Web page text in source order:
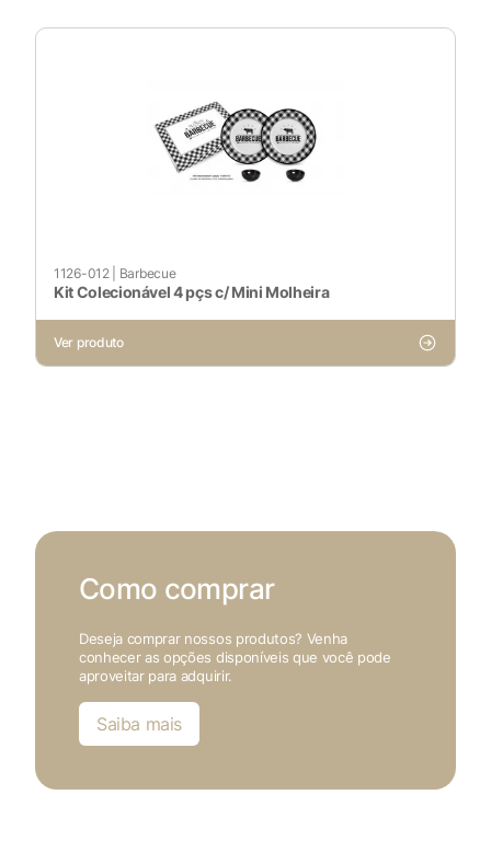
1126-012| Barbecue
Kit Colecionável 4 pçs c/ Mini Molheira
Ver produto
Como comprar
Deseja comprar nossos produtos? Venha
conhecer as opções disponíveis que você pode
aproveitar para adquirir.
Saiba mais